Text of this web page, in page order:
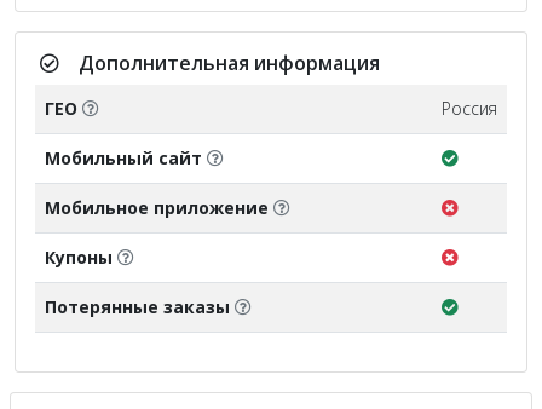
Дополнительная информация
ГЕО Россия
Мобильный сайт
Мобильное приложение
Купоны
Потерянные заказы